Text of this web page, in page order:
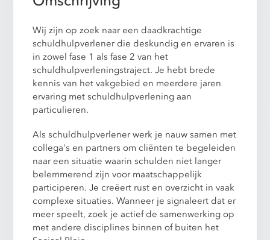
Wij zijn op zoek naar een daadkrachtige
schuldhulpverlener die deskundig en ervaren is
in zowel fase 1 als fase 2 van het
schuldhulpverleningstraject. Je hebt brede
kennis van het vakgebied en meerdere jaren
ervaring met schuldhulpverlening aan
particulieren.
Als schuldhulpverlener werk je nauw samen met
collega's en partners om cliënten te begeleiden
naar een situatie waarin schulden niet langer
belemmerend zijn voor maatschappelijk
participeren. Je creëert rust en overzicht in vaak
complexe situaties. Wanneer je signaleert dat er
meer speelt, zoek je actief de samenwerking op
met andere disciplines binnen of buiten het